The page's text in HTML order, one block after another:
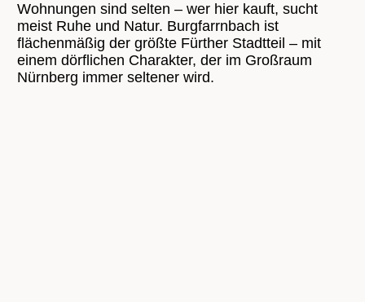
Wohnungen sind selten – wer hier kauft, sucht
meist Ruhe und Natur. Burgfarrnbach ist
flächenmäßig der größte Fürther Stadtteil – mit
einem dörflichen Charakter, der im Großraum
Nürnberg immer seltener wird.